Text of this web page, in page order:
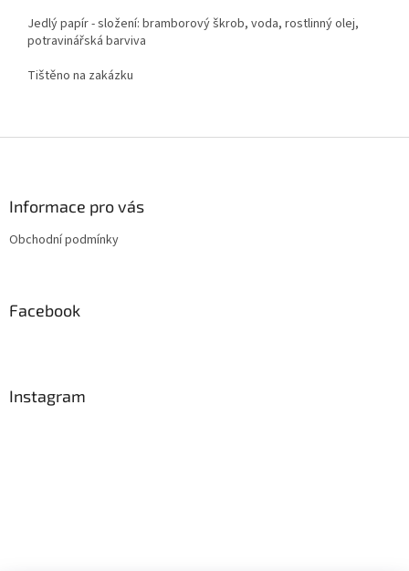
Jedlý papír - složení: bramborový škrob, voda, rostlinný olej,
potravinářská barviva
Tištěno na zakázku
Informace pro vás
Obchodní podmínky
Facebook
Instagram